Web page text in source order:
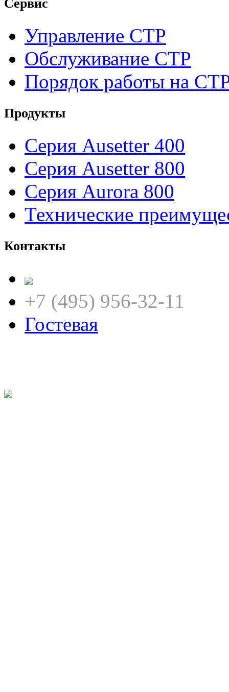
Сервис
Управление CTP
Обслуживание CTP
Порядок работы на
Продукты
Серия Ausetter 400
Серия Ausetter 800
Серия Aurora 800
Технические
Контакты
+7 (495) 956-32-11
Гостевая